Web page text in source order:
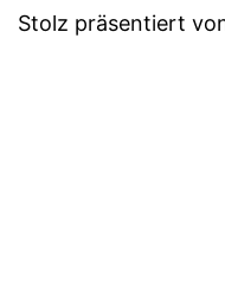
Stolz präsentiert